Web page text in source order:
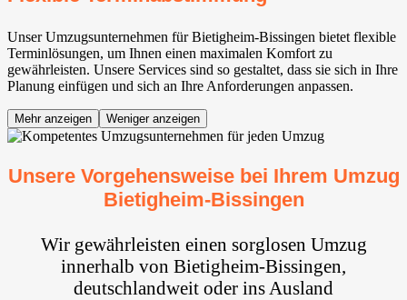
Unser Umzugsunternehmen für Bietigheim-Bissingen⁠ bietet flexible
Terminlösungen, um Ihnen einen maximalen Komfort zu
gewährleisten. Unsere Services sind so gestaltet, dass sie sich in Ihre
Planung einfügen und sich an Ihre Anforderungen anpassen.
Mehr anzeigen Weniger anzeigen
Unsere Vorgehensweise bei Ihrem Umzug
Bietigheim-Bissingen⁠
Wir gewährleisten einen sorglosen Umzug
innerhalb von Bietigheim-Bissingen⁠,
deutschlandweit oder ins Ausland